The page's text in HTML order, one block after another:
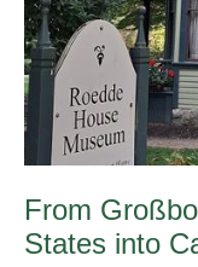
From
States into